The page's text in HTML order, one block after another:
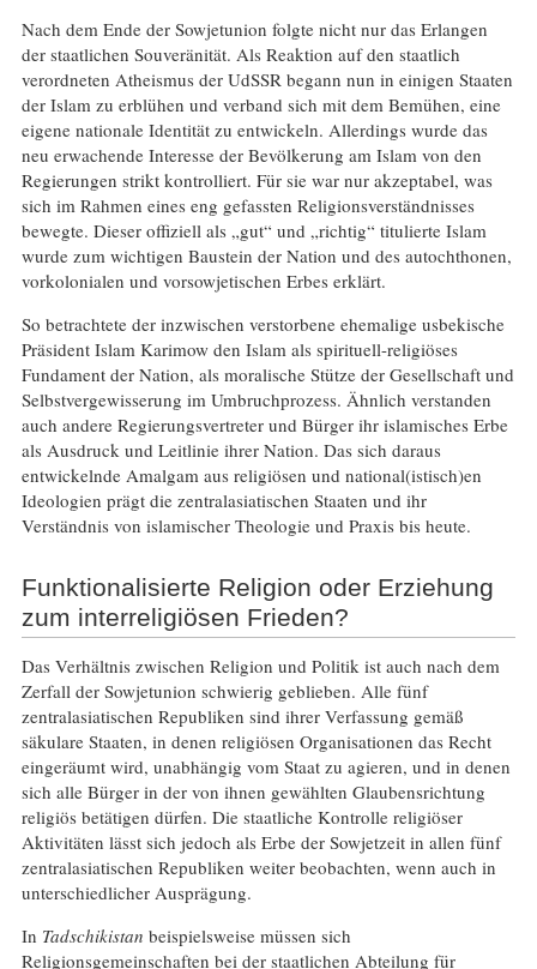
Nach dem Ende der Sowjetunion folgte nicht nur das Erlangen
der staatlichen Souveränität. Als Reaktion auf den staatlich
verordneten Atheismus der UdSSR begann nun in einigen Staaten
der Islam zu erblühen und verband sich mit dem Bemühen, eine
eigene nationale Identität zu entwickeln. Allerdings wurde das
neu erwachende Interesse der Bevölkerung am Islam von den
Regierungen strikt kontrolliert. Für sie war nur akzeptabel, was
sich im Rahmen eines eng gefassten Religionsverständnisses
bewegte. Dieser offiziell als „gut“ und „richtig“ titulierte Islam
wurde zum wichtigen Baustein der Nation und des autochthonen,
vorkolonialen und vorsowjetischen Erbes erklärt.
So betrachtete der inzwischen verstorbene ehemalige usbekische
Präsident Islam Karimow den Islam als spirituell-religiöses
Fundament der Nation, als moralische Stütze der Gesellschaft und
Selbstvergewisserung im Umbruchprozess. Ähnlich verstanden
auch andere Regierungsvertreter und Bürger ihr islamisches Erbe
als Ausdruck und Leitlinie ihrer Nation. Das sich daraus
entwickelnde Amalgam aus religiösen und national(istisch)en
Ideologien prägt die zentralasiatischen Staaten und ihr
Verständnis von islamischer Theologie und Praxis bis heute.
Funktionalisierte Religion oder Erziehung
zum interreligiösen Frieden?
Das Verhältnis zwischen Religion und Politik ist auch nach dem
Zerfall der Sowjetunion schwierig geblieben. Alle fünf
zentralasiatischen Republiken sind ihrer Verfassung gemäß
säkulare Staaten, in denen religiösen Organisationen das Recht
eingeräumt wird, unabhängig vom Staat zu agieren, und in denen
sich alle Bürger in der von ihnen gewählten Glaubensrichtung
religiös betätigen dürfen. Die staatliche Kontrolle religiöser
Aktivitäten lässt sich jedoch als Erbe der Sowjetzeit in allen fünf
zentralasiatischen Republiken weiter beobachten, wenn auch in
unterschiedlicher Ausprägung.
In Tadschikistan beispielsweise müssen sich
Religionsgemeinschaften bei der staatlichen Abteilung für